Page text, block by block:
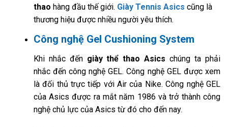
thao hàng đầu thế giới. Giày Tennis Asics cũng là
thương hiệu được nhiều người yêu thích.
Công nghệ Gel Cushioning System
Khi nhắc đến giày thể thao Asics chúng ta phải
nhắc đến công nghệ GEL. Công nghệ GEL được xem
là đối thủ trực tiếp với Air của Nike. Công nghệ GEL
của Asics được ra mắt năm 1986 và trở thành công
nghệ chủ lực của Asics từ đó cho đến nay.